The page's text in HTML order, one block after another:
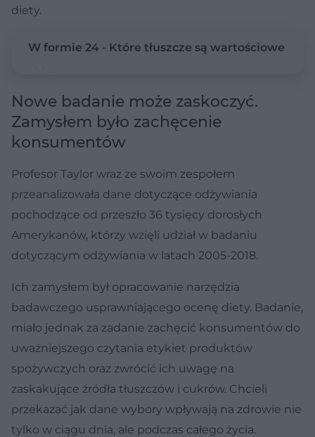
diety.
W formie 24 - Które tłuszcze są wartościowe
Nowe badanie może zaskoczyć.
Zamysłem było zachęcenie
konsumentów
Profesor Taylor wraz ze swoim zespołem
przeanalizowała dane dotyczące odżywiania
pochodzące od przeszło 36 tysięcy dorosłych
Amerykanów, którzy wzięli udział w badaniu
dotyczącym odżywiania w latach 2005-2018.
Ich zamysłem był opracowanie narzędzia
badawczego usprawniającego ocenę diety. Badanie,
miało jednak za zadanie zachęcić konsumentów do
uważniejszego czytania etykiet produktów
spożywczych oraz zwrócić ich uwagę na
zaskakujące źródła tłuszczów i cukrów. Chcieli
przekazać jak dane wybory wpływają na zdrowie nie
tylko w ciągu dnia, ale podczas całego życia.